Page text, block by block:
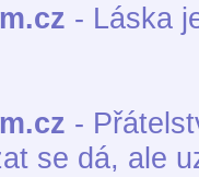
- Láska
-
se dá, ale